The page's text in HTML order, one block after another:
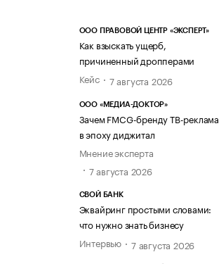
ООО ПРАВОВОЙ ЦЕНТР «ЭКСПЕРТ»
Как взыскать ущерб,
причиненный дропперами
Кейс
7 августа 2026
ООО «МЕДИА-ДОКТОР»
Зачем FMCG-бренду ТВ-реклама
в эпоху диджитал
Мнение эксперта
7 августа 2026
СВОЙ БАНК
Эквайринг простыми словами:
что нужно знать бизнесу
Интервью
7 августа 2026